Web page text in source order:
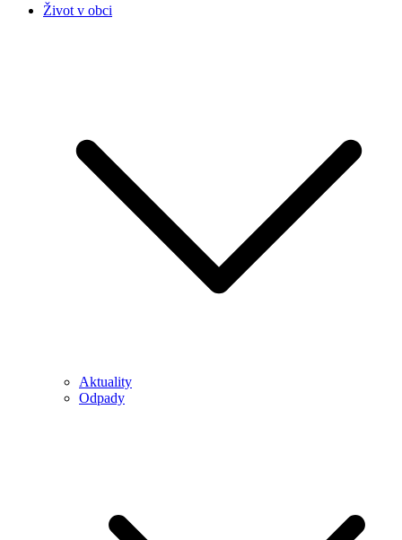
Život v obci
Aktuality
Odpady